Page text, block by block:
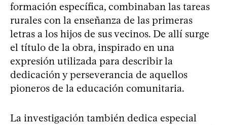
formación específica, combinaban las tareas
rurales con la enseñanza de las primeras
letras a los hijos de sus vecinos. De allí surge
el título de la obra, inspirado en una
expresión utilizada para describir la
dedicación y perseverancia de aquellos
pioneros de la educación comunitaria.
La investigación también dedica especial